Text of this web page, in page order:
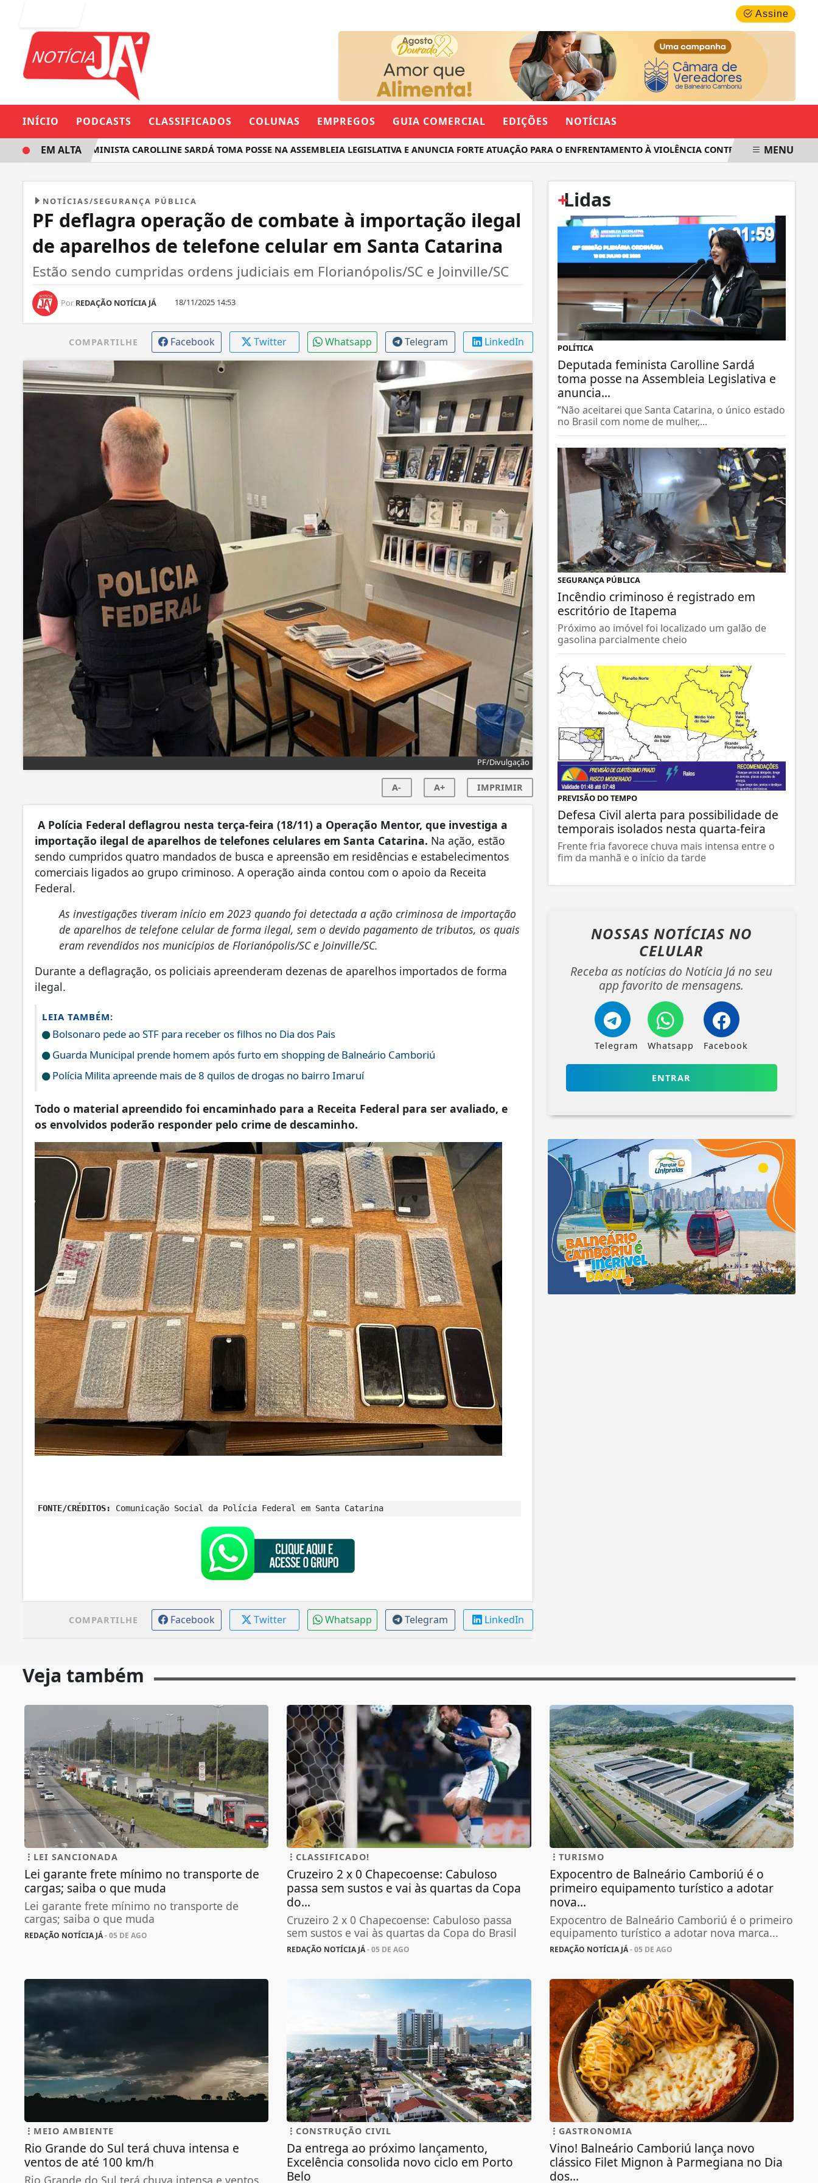
Assine
INÍCIO PODCASTS CLASSIFICADOS COLUNAS EMPREGOS GUIA COMERCIAL EDIÇÕES NOTÍCIAS
DEPUTADA FEMINISTA CAROLLINE SARDÁ TOMA POSSE NA ASSEMBLEIA LEGISLATIVA E ANUNCIA FORTE ATUAÇÃO PARA O ENFRENTAMENTO À VIOLÊNCIA CONTRA AS MULHERES EM
EM ALTA MENU
NOTÍCIAS/SEGURANÇA PÚBLICA
PF deflagra operação de combate à importação ilegal
de aparelhos de telefone celular em Santa Catarina
Estão sendo cumpridas ordens judiciais em Florianópolis/SC e Joinville/SC
Por REDAÇÃO NOTÍCIA JÁ 18/11/2025 14:53
COMPARTILHE Facebook Twitter Whatsapp Telegram LinkedIn
PF/Divulgação
A- A+ IMPRIMIR
A Polícia Federal deflagrou nesta terça-feira (18/11) a Operação Mentor, que investiga a
importação ilegal de aparelhos de telefones celulares em Santa Catarina. Na ação, estão
sendo cumpridos quatro mandados de busca e apreensão em residências e estabelecimentos
comerciais ligados ao grupo criminoso. A operação ainda contou com o apoio da Receita
Federal.
As investigações tiveram início em 2023 quando foi detectada a ação criminosa de importação
de aparelhos de telefone celular de forma ilegal, sem o devido pagamento de tributos, os quais
eram revendidos nos municípios de Florianópolis/SC e Joinville/SC.
Durante a deflagração, os policiais apreenderam dezenas de aparelhos importados de forma
ilegal.
LEIA TAMBÉM:
Bolsonaro pede ao STF para receber os filhos no Dia dos Pais
Guarda Municipal prende homem após furto em shopping de Balneário Camboriú
Polícia Milita apreende mais de 8 quilos de drogas no bairro Imaruí
Todo o material apreendido foi encaminhado para a Receita Federal para ser avaliado, e
os envolvidos poderão responder pelo crime de descaminho.
FONTE/CRÉDITOS: Comunicação Social da Polícia Federal em Santa Catarina
COMPARTILHE Facebook Twitter Whatsapp Telegram LinkedIn
+
Lidas
POLÍTICA
Deputada feminista Carolline Sardá
toma posse na Assembleia Legislativa e
anuncia...
”Não aceitarei que Santa Catarina, o único estado
no Brasil com nome de mulher,...
SEGURANÇA PÚBLICA
Incêndio criminoso é registrado em
escritório de Itapema
Próximo ao imóvel foi localizado um galão de
gasolina parcialmente cheio
PREVISÃO DO TEMPO
Defesa Civil alerta para possibilidade de
temporais isolados nesta quarta-feira
Frente fria favorece chuva mais intensa entre o
fim da manhã e o início da tarde
NOSSAS NOTÍCIAS NO
CELULAR
Receba as notícias do Notícia Já no seu
app favorito de mensagens.
Telegram Whatsapp Facebook
ENTRAR
Veja também
LEI SANCIONADA
Lei garante frete mínimo no transporte de
cargas; saiba o que muda
Lei garante frete mínimo no transporte de
cargas; saiba o que muda
REDAÇÃO NOTÍCIA JÁ- 05 DE AGO
CLASSIFICADO!
Cruzeiro 2 x 0 Chapecoense: Cabuloso
passa sem sustos e vai às quartas da Copa
do...
Cruzeiro 2 x 0 Chapecoense: Cabuloso passa
sem sustos e vai às quartas da Copa do Brasil
REDAÇÃO NOTÍCIA JÁ- 05 DE AGO
TURISMO
Expocentro de Balneário Camboriú é o
primeiro equipamento turístico a adotar
nova...
Expocentro de Balneário Camboriú é o primeiro
equipamento turístico a adotar nova marca...
REDAÇÃO NOTÍCIA JÁ- 05 DE AGO
MEIO AMBIENTE
Rio Grande do Sul terá chuva intensa e
ventos de até 100 km/h
Rio Grande do Sul terá chuva intensa e ventos
CONSTRUÇÃO CIVIL
Da entrega ao próximo lançamento,
Excelência consolida novo ciclo em Porto
Belo
GASTRONOMIA
Vino! Balneário Camboriú lança novo
clássico Filet Mignon à Parmegiana no Dia
dos...